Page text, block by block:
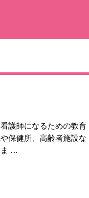
護師になるための教育
保健所、高齢者施設な
ま …